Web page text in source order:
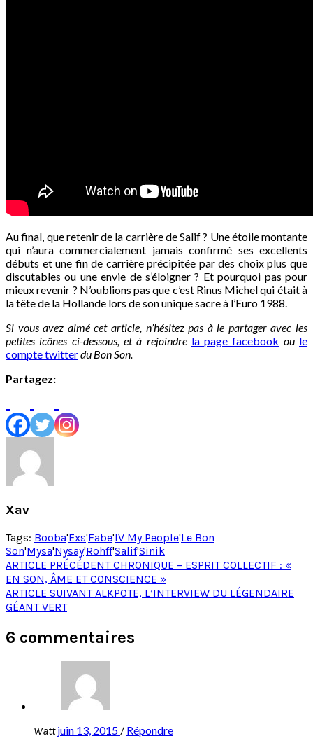
Au final, que retenir de la carrière de Salif ? Une étoile montante
qui n’aura commercialement jamais confirmé ses excellents
débuts et une fin de carrière précipitée par des choix plus que
discutables ou une envie de s’éloigner ? Et pourquoi pas pour
mieux revenir ? N’oublions pas que c’est Rinus Michel qui était à
la tête de la Hollande lors de son unique sacre à l’Euro 1988.
Si vous avez aimé cet article, n’hésitez pas à le partager avec les
petites icônes ci-dessous, et à rejoindre la page facebook ou le
compte twitterdu Bon Son.
Partagez:
Xav
Tags: Booba'Exs'Fabe'IV My People'Le Bon
Son'Mysa'Nysay'Rohff'Salif'Sinik
Post
navigation
ARTICLE PRÉCÉDENTCHRONIQUE – ESPRIT COLLECTIF : «
EN SON, ÂME ET CONSCIENCE »
ARTICLE SUIVANTALKPOTE, L’INTERVIEW DU LÉGENDAIRE
GÉANT VERT
6 commentaires
Watt juin 13, 2015 / Répondre